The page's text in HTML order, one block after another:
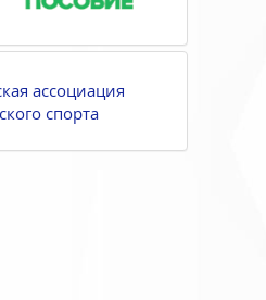
ассоциация
спорта